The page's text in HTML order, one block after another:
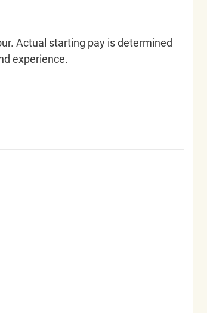
Actual starting pay is determined
experience.